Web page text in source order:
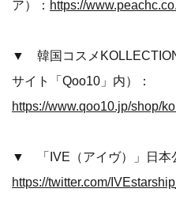
ア）： https://
▼ 韓国コスメ
サイト「Qoo10」内）：
▼ 「IVE（アイヴ）」日本
https://twitter.com/